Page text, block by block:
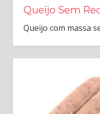
Queijo Sem
Queijo com massa